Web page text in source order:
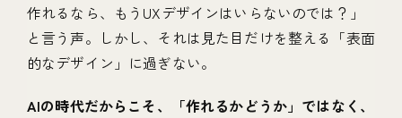
作れるなら、もうUXデザインはいらないのでは？」
と言う声。しかし、それは見た目だけを整える「表面
的なデザイン」に過ぎない。
AIの時代だからこそ、「作れるかどうか」ではなく、